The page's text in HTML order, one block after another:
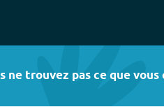
ne trouvez pas ce que vous